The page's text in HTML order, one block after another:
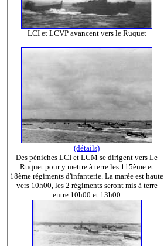
LCI et LCVP avancent vers le Ruquet
(détails)
Des péniches LCI et LCM se dirigent vers Le
Ruquet pour y mettre à terre les 115ème et
18ème régiments d'infanterie. La marée est haute
vers 10h00, les 2 régiments seront mis à terre
entre 10h00 et 13h00